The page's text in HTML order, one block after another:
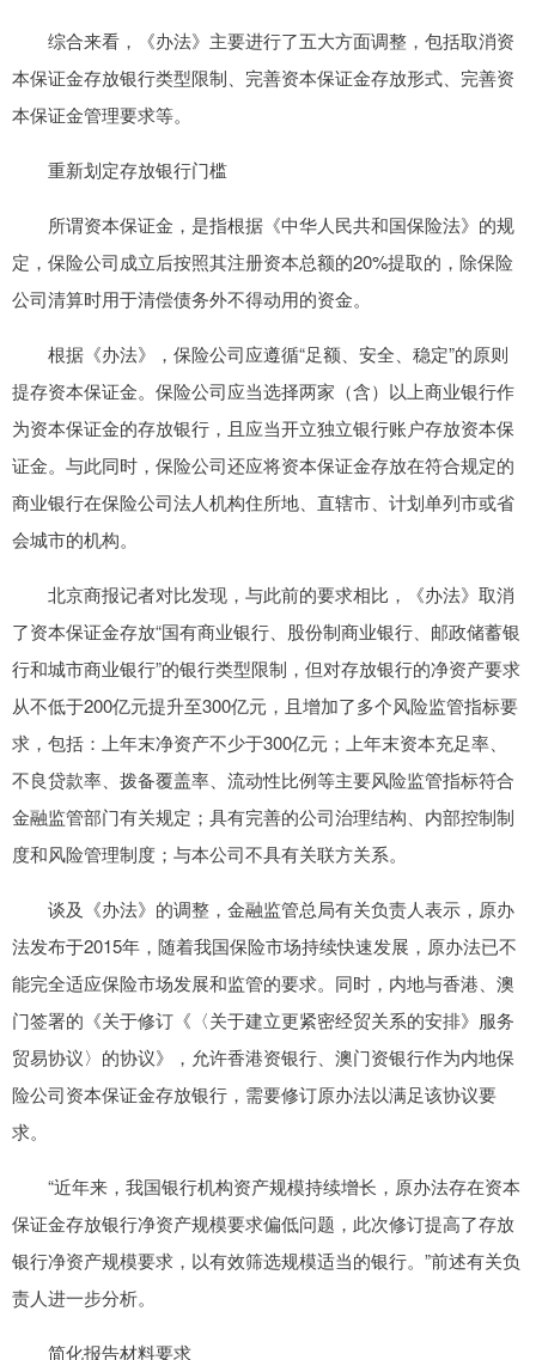
综合来看，《办法》主要进行了五大方面调整，包括取消资
本保证金存放银行类型限制、完善资本保证金存放形式、完善资
本保证金管理要求等。
重新划定存放银行门槛
所谓资本保证金，是指根据《中华人民共和国保险法》的规
定，保险公司成立后按照其注册资本总额的20%提取的，除保险
公司清算时用于清偿债务外不得动用的资金。
根据《办法》，保险公司应遵循“足额、安全、稳定”的原则
提存资本保证金。保险公司应当选择两家（含）以上商业银行作
为资本保证金的存放银行，且应当开立独立银行账户存放资本保
证金。与此同时，保险公司还应将资本保证金存放在符合规定的
商业银行在保险公司法人机构住所地、直辖市、计划单列市或省
会城市的机构。
北京商报记者对比发现，与此前的要求相比，《办法》取消
了资本保证金存放“国有商业银行、股份制商业银行、邮政储蓄银
行和城市商业银行”的银行类型限制，但对存放银行的净资产要求
从不低于200亿元提升至300亿元，且增加了多个风险监管指标要
求，包括：上年末净资产不少于300亿元；上年末资本充足率、
不良贷款率、拨备覆盖率、流动性比例等主要风险监管指标符合
金融监管部门有关规定；具有完善的公司治理结构、内部控制制
度和风险管理制度；与本公司不具有关联方关系。
谈及《办法》的调整，金融监管总局有关负责人表示，原办
法发布于2015年，随着我国保险市场持续快速发展，原办法已不
能完全适应保险市场发展和监管的要求。同时，内地与香港、澳
门签署的《关于修订《〈关于建立更紧密经贸关系的安排》服务
贸易协议〉的协议》，允许香港资银行、澳门资银行作为内地保
险公司资本保证金存放银行，需要修订原办法以满足该协议要
求。
“近年来，我国银行机构资产规模持续增长，原办法存在资本
保证金存放银行净资产规模要求偏低问题，此次修订提高了存放
银行净资产规模要求，以有效筛选规模适当的银行。”前述有关负
责人进一步分析。
简化报告材料要求